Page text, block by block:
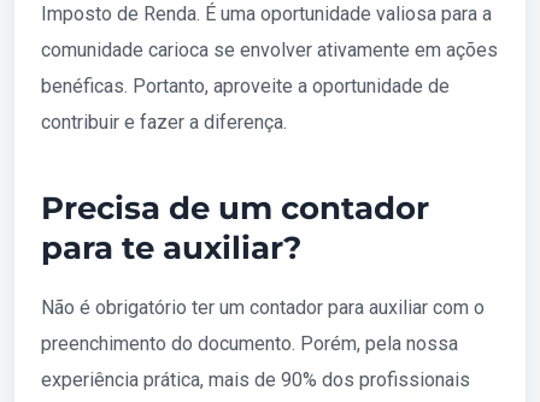
Imposto de Renda. É uma oportunidade valiosa para a
comunidade carioca se envolver ativamente em ações
benéficas. Portanto, aproveite a oportunidade de
contribuir e fazer a diferença.
Precisa de um contador
para te auxiliar?
Não é obrigatório ter um contador para auxiliar com o
preenchimento do documento. Porém, pela nossa
experiência prática, mais de 90% dos profissionais